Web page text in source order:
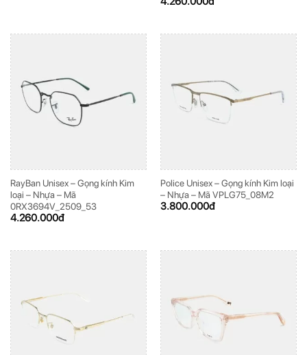
RayBan Unisex – Gọng kính Kim
loại – Nhựa – Mã
0RX3694V_2509_53
4.260.000đ
Police Unisex – Gọng kính Kim loại
– Nhựa – Mã VPLG75_08M2
3.800.000đ